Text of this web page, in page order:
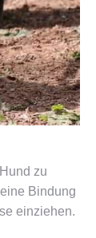
zu
Bindung
einziehen.